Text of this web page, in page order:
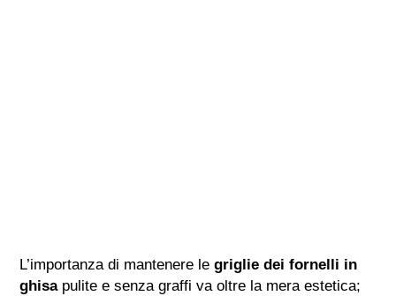
L’importanza di mantenere legriglie dei fornelli in
ghisapulite e senza graffi va oltre la mera estetica;